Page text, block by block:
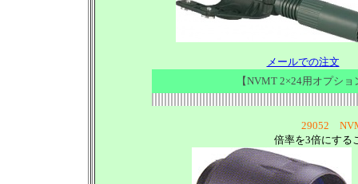
メールでの注文
【NVMT 2×24用オプシ
29052
倍率を3倍にする